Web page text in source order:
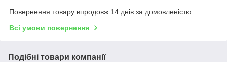
Повернення товару впродовж 14 днів за домовленістю
Всі умови повернення
Подібні товари компанії